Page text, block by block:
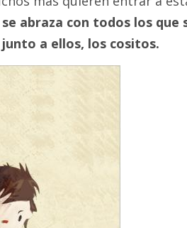
abraza con todos los que
a ellos, los cositos.